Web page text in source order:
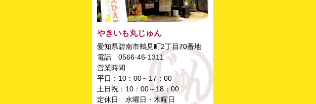
やきいも丸じゅん
愛知県碧南市鶴見町2丁目70番地
電話 0566-46-1311
営業時間
平日：10：00～17：00
土日祝：10：00～18：00
定休日 水曜日・木曜日